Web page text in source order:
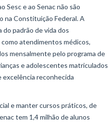
Sesc e ao Senac não são
na Constituição Federal. A
padrão de vida dos
atendimentos médicos,
mensalmente pelo programa de
e adolescentes matriculados
reconhecida
e manter cursos práticos, de
tem 1,4 milhão de alunos